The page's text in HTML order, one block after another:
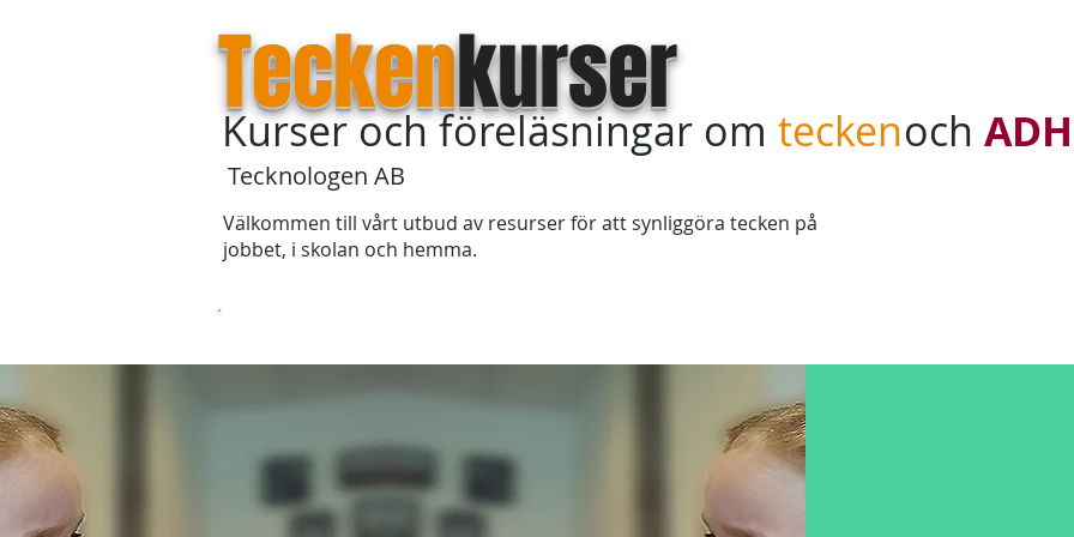
Teckenkurser
Kurser och föreläsningar om teckenoch
Tecknologen AB
Välkommen till vårt utbud av resurser för att synliggöra tecken på
jobbet, i skolan och hemma.